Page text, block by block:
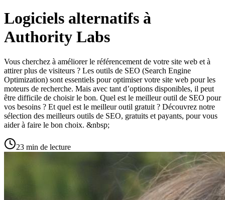
Logiciels alternatifs à
Authority Labs
Vous cherchez à améliorer le référencement de votre site web et à
attirer plus de visiteurs ? Les outils de SEO (Search Engine
Optimization) sont essentiels pour optimiser votre site web pour les
moteurs de recherche. Mais avec tant d’options disponibles, il peut
être difficile de choisir le bon. Quel est le meilleur outil de SEO pour
vos besoins ? Et quel est le meilleur outil gratuit ? Découvrez notre
sélection des meilleurs outils de SEO, gratuits et payants, pour vous
aider à faire le bon choix. &nbsp;
23 min de lecture